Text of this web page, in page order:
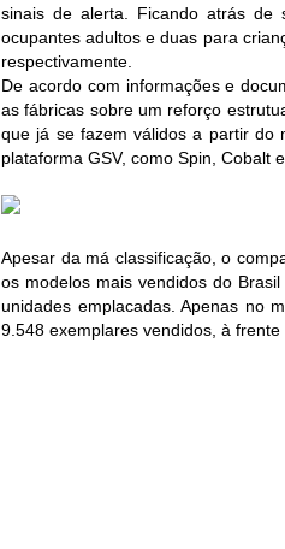
sinais de alerta. Ficando atrás de
ocupantes adultos e duas para
respectivamente.
De acordo com informações e
as fábricas sobre um reforço
que já se fazem válidos a partir do
plataforma GSV, como Spin, Cobalt
Apesar da má classificação, o
os modelos mais vendidos do
unidades emplacadas. Apenas no
9.548 exemplares vendidos, à frente